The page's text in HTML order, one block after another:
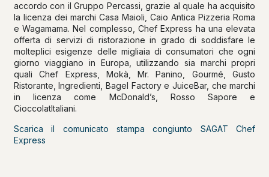
accordo con il Gruppo Percassi, grazie al quale ha acquisito
la licenza dei marchi Casa Maioli, Caio Antica Pizzeria Roma
e Wagamama. Nel complesso, Chef Express ha una elevata
offerta di servizi di ristorazione in grado di soddisfare le
molteplici esigenze delle migliaia di consumatori che ogni
giorno viaggiano in Europa, utilizzando sia marchi propri
quali Chef Express, Mokà, Mr. Panino, Gourmé, Gusto
Ristorante, Ingredienti, Bagel Factory e JuiceBar, che marchi
in licenza come McDonald’s, Rosso Sapore e
CioccolatItaliani.
Scarica il comunicato stampa congiunto SAGAT Chef
Express